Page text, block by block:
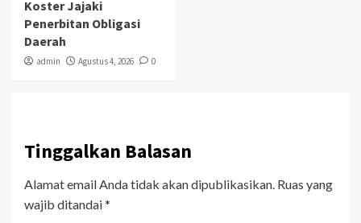
Koster Jajaki
Penerbitan Obligasi
Daerah
admin Agustus 4, 2026 0
Tinggalkan Balasan
Alamat email Anda tidak akan dipublikasikan. Ruas yang
wajib ditandai*